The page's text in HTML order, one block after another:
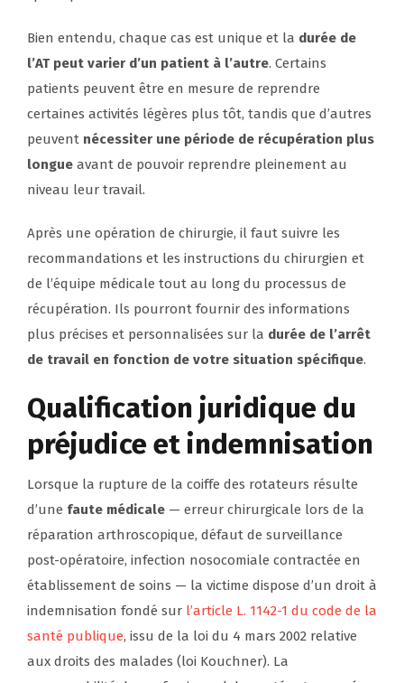
Bien entendu, chaque cas est unique et la durée de
l’AT peut varier d’un patient à l’autre. Certains
patients peuvent être en mesure de reprendre
certaines activités légères plus tôt, tandis que d’autres
peuvent nécessiter une période de récupération plus
longue avant de pouvoir reprendre pleinement au
niveau leur travail.
Après une opération de chirurgie, il faut suivre les
recommandations et les instructions du chirurgien et
de l’équipe médicale tout au long du processus de
récupération. Ils pourront fournir des informations
plus précises et personnalisées sur la durée de l’arrêt
de travail en fonction de votre situation spécifique.
Qualification juridique du
préjudice et indemnisation
Lorsque la rupture de la coiffe des rotateurs résulte
d’une faute médicale — erreur chirurgicale lors de la
réparation arthroscopique, défaut de surveillance
post-opératoire, infection nosocomiale contractée en
établissement de soins — la victime dispose d’un droit à
indemnisation fondé sur l’article L. 1142-1 du code de la
santé publique, issu de la loi du 4 mars 2002 relative
aux droits des malades (loi Kouchner). La